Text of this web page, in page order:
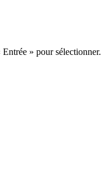
» pour sélectionner.